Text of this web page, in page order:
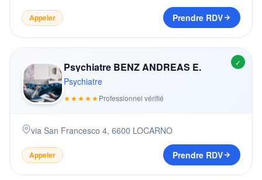
Appeler Prendre RDV
✓
Psychiatre BENZ ANDREAS E.
Psychiatre
★★★★★Professionnel vérifié
via San Francesco 4, 6600 LOCARNO
Appeler Prendre RDV